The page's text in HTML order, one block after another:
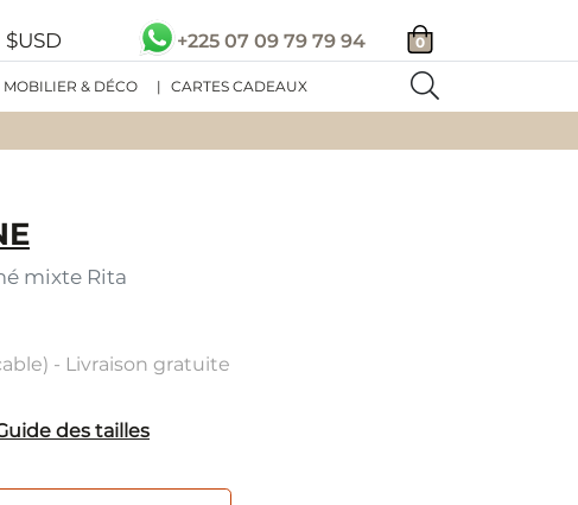
$USD +225 07 09 79 79 94 0
MOBILIER & DÉCO | CARTES CADEAUX
mixte Rita
- Livraison gratuite
des tailles